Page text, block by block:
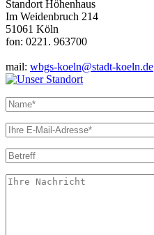
Standort Höhenhaus
Im Weidenbruch 214
51061 Köln
fon: 0221. 963700
mail: wbgs-koeln@stadt-koeln.de